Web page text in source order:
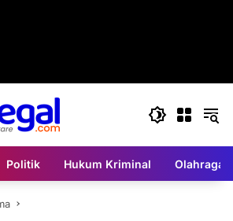
Politik Hukum Kriminal Olahraga